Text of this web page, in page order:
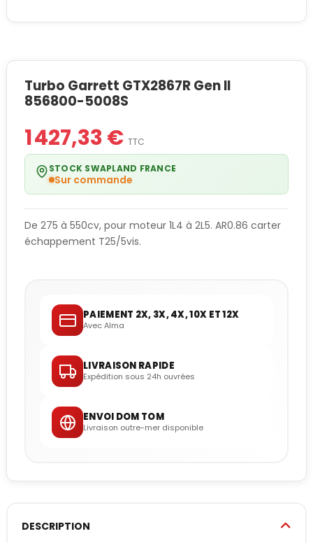
Turbo Garrett GTX2867R Gen II
856800-5008S
1 427,33 € TTC
STOCK SWAPLAND FRANCE
Sur commande
De 275 à 550cv, pour moteur 1L4 à 2L5. AR0.86 carter
échappement T25/5vis.
PAIEMENT 2X, 3X, 4X, 10X ET 12X
Avec Alma
LIVRAISON RAPIDE
Expédition sous 24h ouvrées
ENVOI DOM TOM
Livraison outre-mer disponible
DESCRIPTION